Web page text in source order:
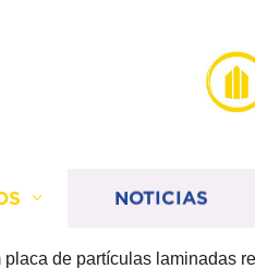
NOTICIAS
placa de partículas laminadas